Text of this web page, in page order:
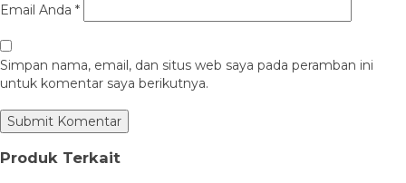
Email Anda *
Simpan nama, email, dan situs web saya pada peramban ini
untuk komentar saya berikutnya.
Produk Terkait